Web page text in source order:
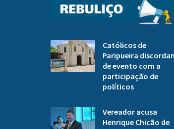
Católicos de
Paripueira
de evento com a
participação de
políticos
Vereador acusa
Henrique Chicão de